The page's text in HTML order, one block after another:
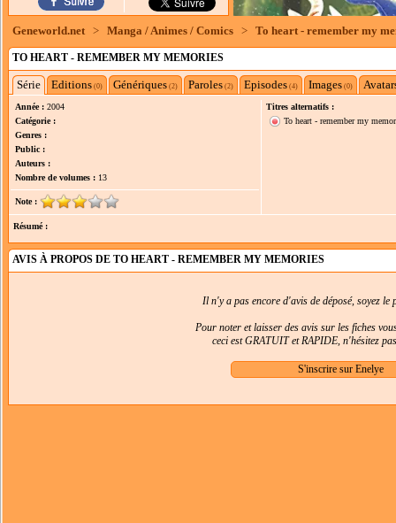
Geneworld.net > Manga / Animes / Comics > To heart - remember my
TO HEART - REMEMBER MY MEMORIES
Série Editions (0) Génériques (2) Paroles (2) Episodes (4) Images (0)
Année : 2004
Catégorie :
Genres :
Public :
Auteurs :
Nombre de volumes : 13
Note :
Titres alternatifs :
To heart - remember my
Résumé :
AVIS À PROPOS DE TO HEART - REMEMBER MY MEMORIES
Il n'y a pas encore d'avis de déposé, soyez
Pour noter et laisser des avis sur les fiches
ceci est GRATUIT et RAPIDE, n'hésitez